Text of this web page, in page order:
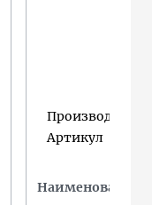
Производит.
Артикул
Наименование